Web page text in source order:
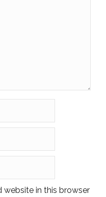
website in this browser